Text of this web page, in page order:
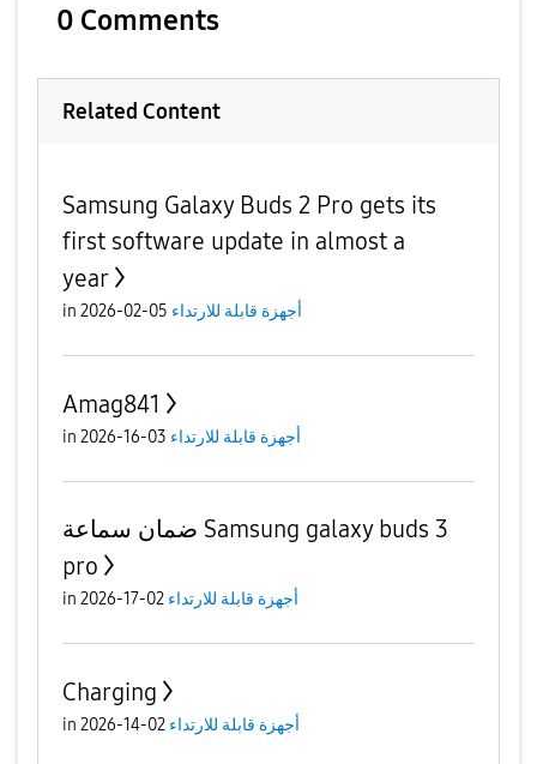
0 Comments
Related Content
Samsung Galaxy Buds 2 Pro gets its
first software update in almost a
year
in أجهزة قابلة للارتداء 05-02-2026
Amag841
in أجهزة قابلة للارتداء 03-16-2026
ضمان سماعة Samsung galaxy buds 3
pro
in أجهزة قابلة للارتداء 02-17-2026
Charging
in أجهزة قابلة للارتداء 02-14-2026